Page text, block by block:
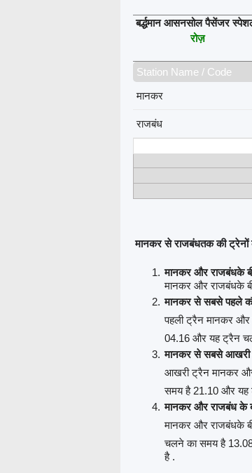
बर्द्धमान आसनसोल पैसेंजर
रोज़
Station Name / Code
मानकर
राजबंध
मानकर से राजबंधतक की ट्रेनों
मानकर और राजबंधके
मानकर और राजबंधके
मानकर से सबसे पहले
पहली ट्रैन मानकर और
04.16 और यह ट्रैन
मानकर से सबसे आखरी
आखरी ट्रैन मानकर
समय है 21.10 और यह
मानकर और राजबंध के
मानकर और राजबंधके
चलने का समय है
है .